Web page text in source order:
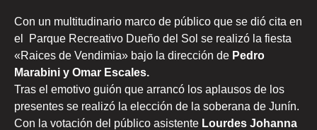
Con un multitudinario marco de público que se dió cita en
el Parque Recreativo Dueño del Sol se realizó la fiesta
«Raices de Vendimia» bajo la dirección de Pedro
Marabini y Omar Escales.
Tras el emotivo guión que arrancó los aplausos de los
presentes se realizó la elección de la soberana de Junín.
Con la votación del público asistente Lourdes Johanna